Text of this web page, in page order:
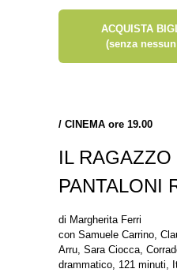
ACQUISTA
(senza
/ CINEMA ore 19.00
IL RAGAZZO
PANTALONI
di Margherita Ferri
con Samuele Carrino,
Arru, Sara Ciocca,
drammatico, 121 minuti,